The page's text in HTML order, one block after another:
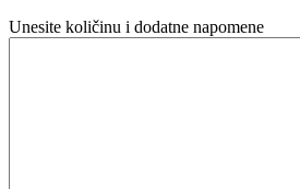
Unesite količinu i dodatne napomene